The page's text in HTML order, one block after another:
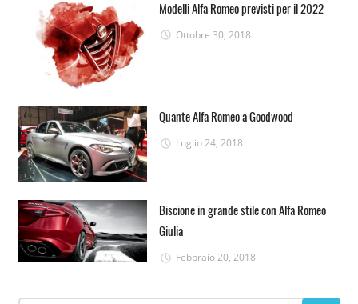
Modelli Alfa Romeo previsti per il 2022
Ottobre 30, 2018
Quante Alfa Romeo a Goodwood
Luglio 24, 2018
Biscione in grande stile con Alfa Romeo
Giulia
Febbraio 20, 2018